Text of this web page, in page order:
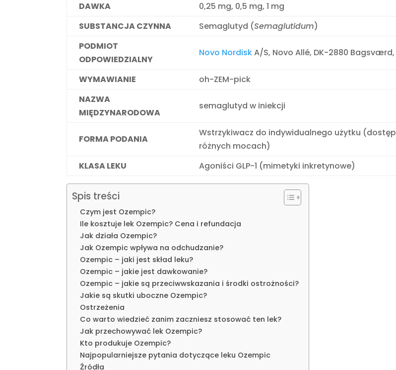
DAWKA
0,25 mg, 0,5 mg, 1 mg
SUBSTANCJA CZYNNA
Semaglutyd (Semaglutidum)
PODMIOT
ODPOWIEDZIALNY
Novo NordiskA/S, Novo Allé, DK-2880
WYMAWIANIE
oh-ZEM-pick
NAZWA
MIĘDZYNARODOWA
semaglutyd w iniekcji
FORMA PODANIA
Wstrzykiwacz do indywidualnego użytku
różnych mocach)
KLASA LEKU
Agoniści GLP-1 (mimetyki inkretynowe)
Spis treści
Czym jest Ozempic?
Ile kosztuje lek Ozempic? Cena i refundacja
Jak działa Ozempic?
Jak Ozempic wpływa na odchudzanie?
Ozempic – jaki jest skład leku?
Ozempic – jakie jest dawkowanie?
Ozempic – jakie są przeciwwskazania i środki ostrożności?
Jakie są skutki uboczne Ozempic?
Ostrzeżenia
Co warto wiedzieć zanim zaczniesz stosować ten lek?
Jak przechowywać lek Ozempic?
Kto produkuje Ozempic?
Najpopularniejsze pytania dotyczące leku Ozempic
Źródła